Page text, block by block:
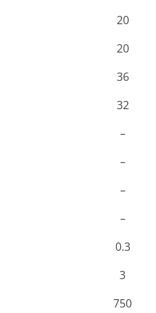
20
20
36
32
–
–
–
–
0.3
3
750